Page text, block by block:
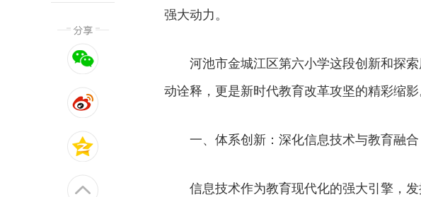
强大动力。
河池市金城江区第六小学这段创新和探
动诠释，更是新时代教育改革攻坚的精彩缩影
一、体系创新：深化信息技术与教育融合
信息技术作为教育现代化的强大引擎，